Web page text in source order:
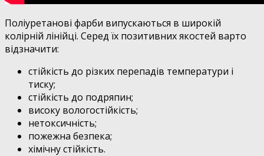
Поліуретанові фарби випускаються в широкій
колірній лінійці. Серед їх позитивних якостей варто
відзначити:
стійкість до різких перепадів температури і
тиску;
стійкість до подряпин;
високу вологостійкість;
нетоксичність;
пожежна безпека;
хімічну стійкість.